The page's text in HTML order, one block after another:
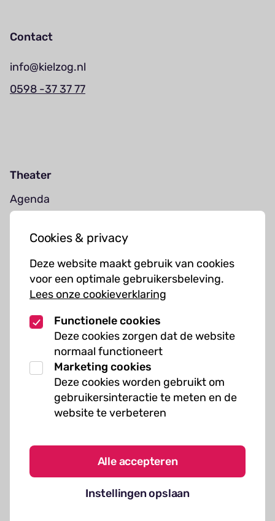
Cookies & privacy
Deze website maakt gebruik van cookies
voor een optimale gebruikersbeleving.
Lees onze cookieverklaring
Functionele cookies
Deze cookies zorgen dat de website
normaal functioneert
Marketing cookies
Deze cookies worden gebruikt om
gebruikersinteractie te meten en de
website te verbeteren
Alle accepteren
Instellingen opslaan
Contact
info@kielzog.nl
0598 -37 37 77
Theater
Agenda
Muziekcursussen
Kunst cursussen
Over ons
Organisatie
Werken bij Kielzog
Veelgestelde vragen
Algemene voorwaarden